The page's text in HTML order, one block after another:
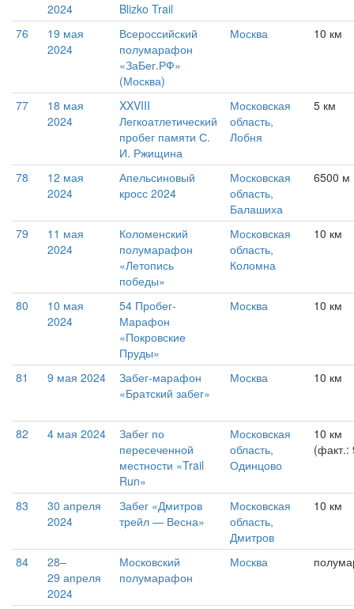
2024
Blizko Trail
76
19 мая
2024
Всероссийский
полумарафон
«ЗаБег.РФ»
(Москва)
Москва 10 км
77
18 мая
2024
XXVIII
Легкоатлетический
пробег памяти С.
И. Ржищина
Московская
область,
Лобня
5 км
78
12 мая
2024
Апельсиновый
кросс 2024
Московская
область,
Балашиха
6500 м
79
11 мая
2024
Коломенский
полумарафон
«Летопись
победы»
Московская
область,
Коломна
10 км
80
10 мая
2024
54 Пробег-
Марафон
«Покровские
Пруды»
Москва 10 км
81 9 мая 2024
Забег-марафон
«Братский забег»
Москва 10 км
82 4 мая 2024
Забег по
пересеченной
местности «Trail
Run»
Московская
область,
Одинцово
10 км
(факт.:
83
30 апреля
2024
Забег «Дмитров
трейл — Весна»
Московская
область,
Дмитров
10 км
84
28–
29 апреля
2024
Московский
полумарафон
Москва